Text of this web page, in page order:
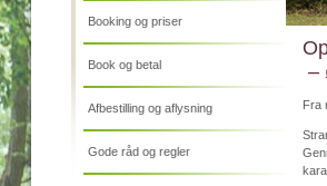
Booking og priser
Book og betal
Afbestilling og aflysning
Gode råd og regler
–
Fra